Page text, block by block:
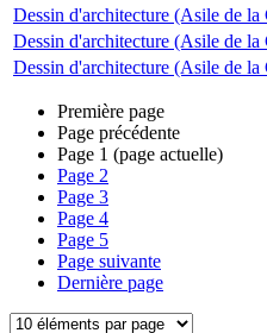
Dessin d'architecture (Asile de la
Dessin d'architecture (Asile de la
Dessin d'architecture (Asile de la
Première page
Page précédente
Page 1 (page actuelle)
Page 2
Page 3
Page 4
Page 5
Page suivante
Dernière page